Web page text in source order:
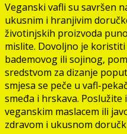
Veganski vafli su savršen
ukusnim i hranjivim
životinjskih proizvoda
mislite. Dovoljno je
bademovog ili sojinog,
sredstvom za dizanje
smjesa se peče u vafl-
smeđa i hrskava. Poslužite
veganskim maslacem ili
zdravom i ukusnom